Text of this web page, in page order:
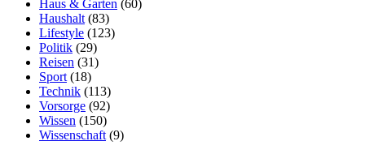
Haus & Garten (60)
Haushalt (83)
Lifestyle (123)
Politik (29)
Reisen (31)
Sport (18)
Technik (113)
Vorsorge (92)
Wissen (150)
Wissenschaft (9)